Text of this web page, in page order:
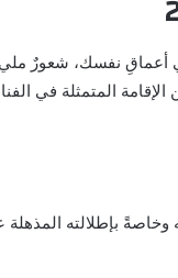
أعماقِ نفسك، شعورٌ
المتمثلة في
بإطلالته المذهلة